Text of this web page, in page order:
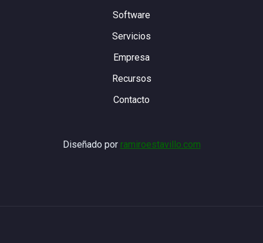
Software
Servicios
Empresa
Recursos
Contacto
Diseñado por ramiroestavillo.com